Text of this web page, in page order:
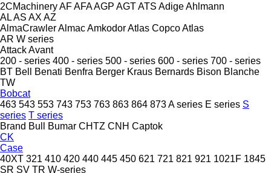
2CMachineryAFAFAAGP AGTATS AdigeAhlmann
ALAS AX AZ
AlmaCrawlerAlmacAmkodorAtlas CopcoAtlas
AR W series
AttackAvant
200 - series 400 - series 500 - series 600 - series 700 - series
BT Bell Benati Benfra Berger Kraus Bernards Bison Blanche
TW
Bobcat
463 543 553 743 753 763 863 864 873A series E series S
series T series
Brand Bull Bumar CHTZ CNH Captok
CK
Case
40XT 321 410 420 440 445 450 621 721 821 921 1021F 1845
SR SV TR W-series